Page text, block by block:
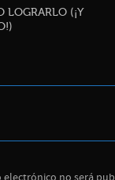
LOGRARLO (¡Y